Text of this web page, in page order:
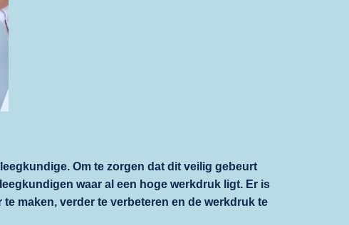
Om te zorgen dat dit veilig gebeurt
waar al een hoge werkdruk ligt. Er is
maken, verder te verbeteren en de werkdruk te